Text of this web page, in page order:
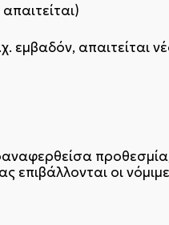
εμβαδόν, απαιτείται
επιβάλλονται οι